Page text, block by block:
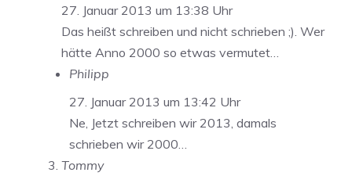
27. Januar 2013 um 13:38 Uhr
Das heißt schreiben und nicht schrieben ;). Wer
hätte Anno 2000 so etwas vermutet…
Philipp
27. Januar 2013 um 13:42 Uhr
Ne, Jetzt schreiben wir 2013, damals
schrieben wir 2000…
Tommy